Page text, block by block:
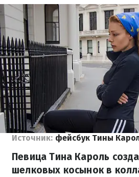
Источник: фейсбук Тины
Певица Тина Кароль
шелковых косынок в